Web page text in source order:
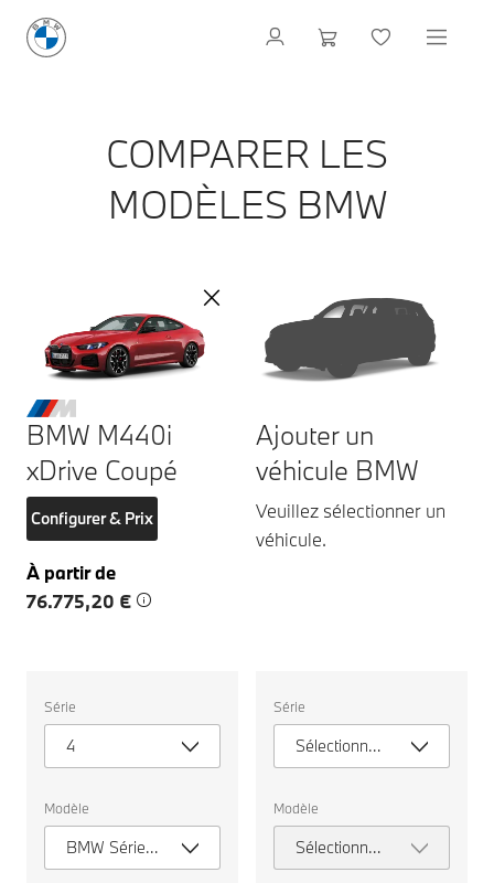
COMPARER LES
MODÈLES BMW
BMW M440i
xDrive Coupé
Configurer & Prix
À partir de
76.775,20 €
sélectionner
un
véhicule.
Série
4
Modèle
BMW Série 4
Coupé
Ajouter un
véhicule BMW
Veuillez sélectionner un
véhicule.
sélectionner
un
véhicule.
Série
Sélectionner
une série
Modèle
Sélectionner
un modèle